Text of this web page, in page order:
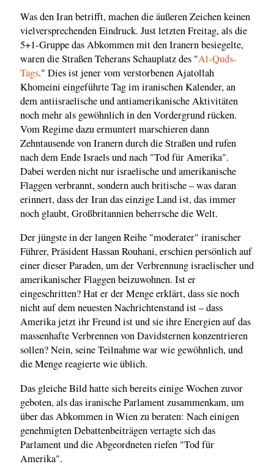
Was den Iran betrifft, machen die äußeren Zeichen keinen
vielversprechenden Eindruck. Just letzten Freitag, als die
5+1-Gruppe das Abkommen mit den Iranern besiegelte,
waren die Straßen Teherans Schauplatz des "Al-Quds-
Tags." Dies ist jener vom verstorbenen Ajatollah
Khomeini eingeführte Tag im iranischen Kalender, an
dem antiisraelische und antiamerikanische Aktivitäten
noch mehr als gewöhnlich in den Vordergrund rücken.
Vom Regime dazu ermuntert marschieren dann
Zehntausende von Iranern durch die Straßen und rufen
nach dem Ende Israels und nach "Tod für Amerika".
Dabei werden nicht nur israelische und amerikanische
Flaggen verbrannt, sondern auch britische – was daran
erinnert, dass der Iran das einzige Land ist, das immer
noch glaubt, Großbritannien beherrsche die Welt.
Der jüngste in der langen Reihe "moderater" iranischer
Führer, Präsident Hassan Rouhani, erschien persönlich auf
einer dieser Paraden, um der Verbrennung israelischer und
amerikanischer Flaggen beizuwohnen. Ist er
eingeschritten? Hat er der Menge erklärt, dass sie noch
nicht auf dem neuesten Nachrichtenstand ist – dass
Amerika jetzt ihr Freund ist und sie ihre Energien auf das
massenhafte Verbrennen von Davidsternen konzentrieren
sollen? Nein, seine Teilnahme war wie gewöhnlich, und
die Menge reagierte wie üblich.
Das gleiche Bild hatte sich bereits einige Wochen zuvor
geboten, als das iranische Parlament zusammenkam, um
über das Abkommen in Wien zu beraten: Nach einigen
genehmigten Debattenbeiträgen vertagte sich das
Parlament und die Abgeordneten riefen "Tod für
Amerika".